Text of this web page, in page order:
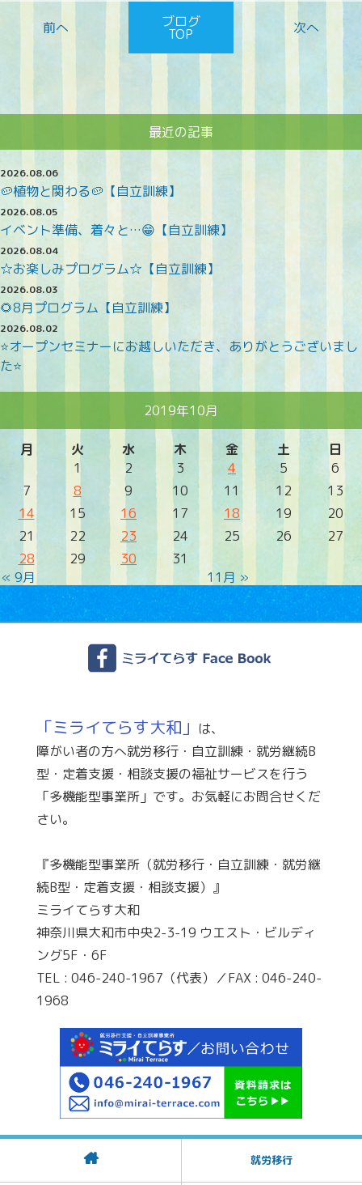
ブログ
TOP
最近の記事
2026.08.06
🥔植物と関わる🥔【自立訓練】
2026.08.05
イベント準備、着々と…😁【自立訓練】
2026.08.04
☆お楽しみプログラム☆【自立訓練】
2026.08.03
🌻8月プログラム【自立訓練】
2026.08.02
⭐オープンセミナーにお越しいただき、ありがとうございまし
た⭐
2019年10月
月 火 水 木 金 土 日
« 9月 11月 »
1 2 3 4 5
6
7
8 9 10 11 12
13
14
15 16 17 18 19
20
21
22 23 24 25 26
27
28
29 30 31
「ミライてらす大和」 は、
障がい者の方へ就労移行・自立訓練・就労継続B
型・定着支援・相談支援の福祉サービスを行う
「多機能型事業所」です。お気軽にお問合せくだ
さい。
『多機能型事業所（就労移行・自立訓練・就労継
続B型・定着支援・相談支援）』
ミライてらす大和
神奈川県大和市中央2-3-19 ウエスト・ビルディ
ング5F・6F
TEL : 046-240-1967（代表）／FAX : 046-240-
1968
就労移行